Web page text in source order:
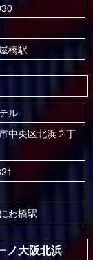
橋駅
ル
中央区北浜２丁
わ橋駅
ノ大阪北浜